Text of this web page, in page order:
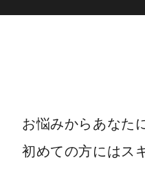
お悩みからあなた
初めての方にはス